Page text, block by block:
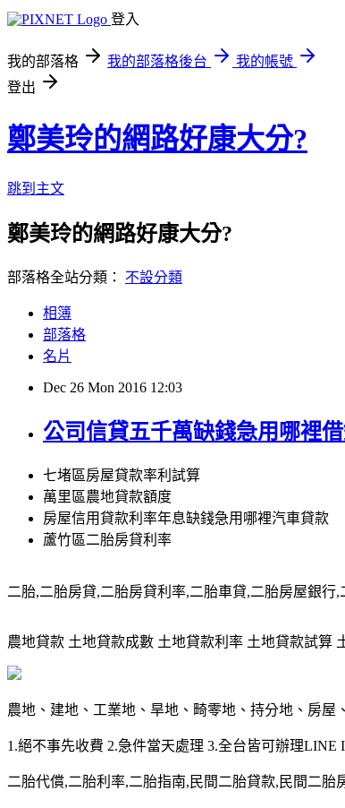
登入
我的部落格 我的部落格後台
我的帳號
登出
鄭美玲的網路好康大分?
跳到主文
鄭美玲的網路好康大分?
部落格全站分類： 不設分類
相簿
部落格
名片
Dec 26 Mon 2016 12:03
公司信貸五千萬缺錢急用哪裡
七堵區房屋貸款率利試算
萬里區農地貸款額度
房屋信用貸款利率年息缺錢急用哪裡汽車貸款
蘆竹區二胎房貸利率
二胎,二胎房貸,二胎房貸利率,二胎車貸,二胎房屋銀行,
農地貸款 土地貸款成數 土地貸款利率 土地貸款試算
農地、建地、工業地、旱地、畸零地、持分地、房
1.絕不事先收費 2.急件當天處理 3.全台皆可辦理LINE
二胎代償,二胎利率,二胎指南,民間二胎貸款,民間二胎